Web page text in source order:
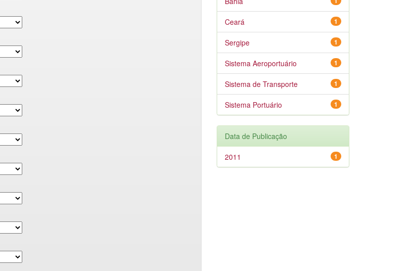
1
Ceará
1
Sergipe
1
Sistema Aeroportuário
1
Sistema de Transporte
1
Sistema Portuário
Data de Publicação
1
2011